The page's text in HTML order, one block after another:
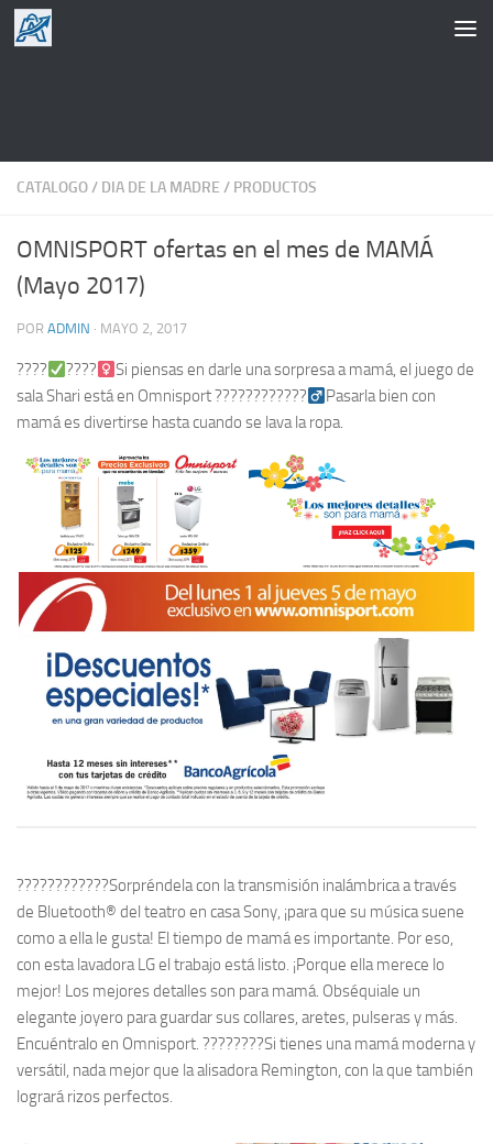
Saltar al contenido
CATALOGO/ DIA DE LA MADRE / PRODUCTOS
OMNISPORT ofertas en el mes de MAMÁ
(Mayo 2017)
POR ADMIN · MAYO 2, 2017
???? ????‍
Si piensas en darle una sorpresa a mamá, el juego de
sala Shari está en Omnisport ????????????‍
Pasarla bien con
mamá es divertirse hasta cuando se lava la ropa.
????????????Sorpréndela con la transmisión inalámbrica a través
de Bluetooth® del teatro en casa Sony, ¡para que su música suene
como a ella le gusta! El tiempo de mamá es importante. Por eso,
con esta lavadora LG el trabajo está listo. ¡Porque ella merece lo
mejor! Los mejores detalles son para mamá. Obséquiale un
elegante joyero para guardar sus collares, aretes, pulseras y más.
Encuéntralo en Omnisport. ????????Si tienes una mamá moderna y
versátil, nada mejor que la alisadora Remington, con la que también
logrará rizos perfectos.